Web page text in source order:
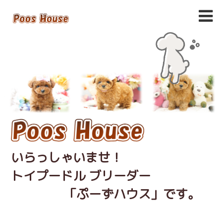
いらっしゃいませ！
トイプードル ブリーダー
「ぷーずハウス」です。